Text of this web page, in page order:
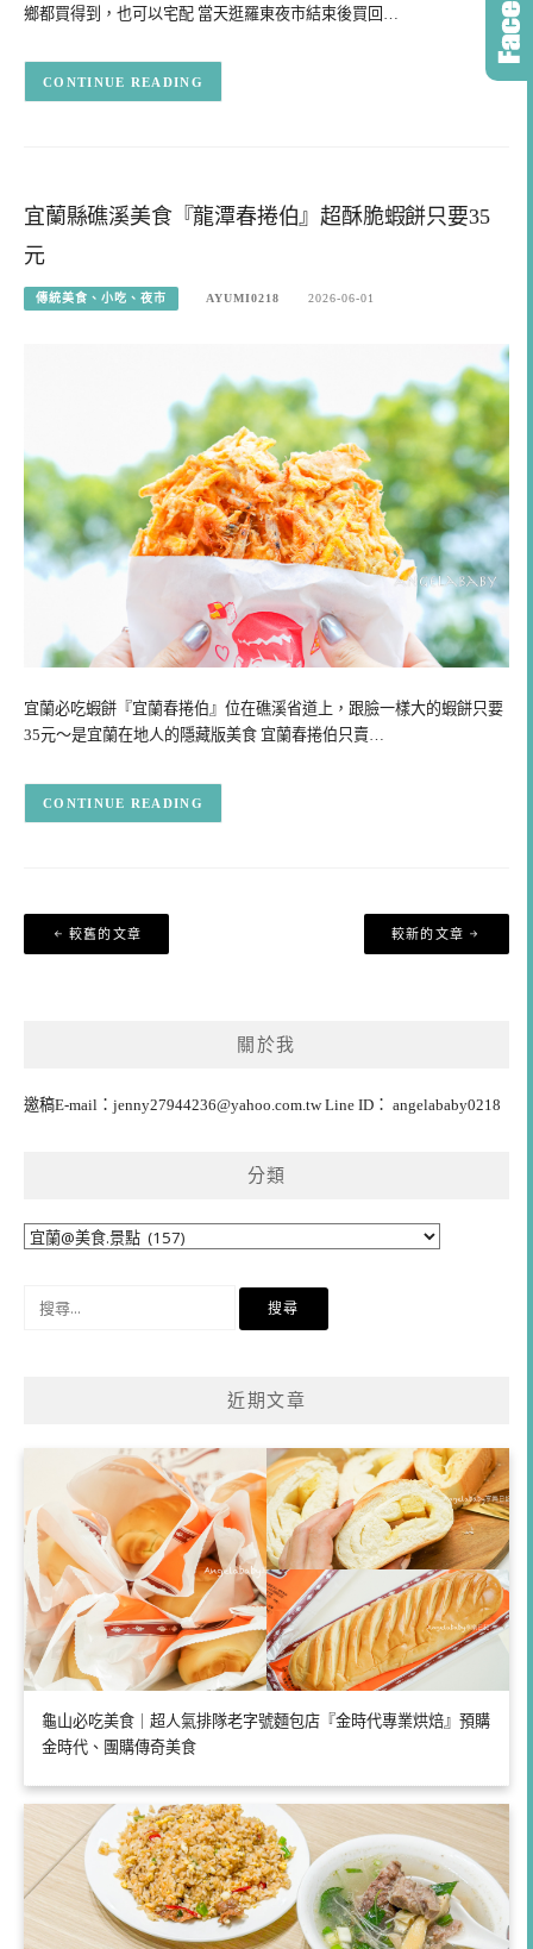
鄉都買得到，也可以宅配 當天逛羅東夜市結束後買回…
CONTINUE READING
宜蘭縣礁溪美食『龍潭春捲伯』超酥脆蝦餅只要35
元
傳統美食、小吃、夜市 AYUMI0218 2026-06-01
宜蘭必吃蝦餅『宜蘭春捲伯』位在礁溪省道上，跟臉一樣大的蝦餅只要
35元～是宜蘭在地人的隱藏版美食 宜蘭春捲伯只賣…
CONTINUE READING
文
章
較舊的文章 較新的文章
關於我
邀稿E-mail： jenny27944236@yahoo.com.twLine ID： angelababy0218
分類
分
近期文章
龜山必吃美食｜超人氣排隊老字號麵包店『金時代專業烘焙』預購
金時代、團購傳奇美食